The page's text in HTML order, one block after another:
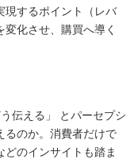
現するポイント（レバ
化させ、購買へ導く
伝える」 とパーセプシ
るのか。消費者だけで
のインサイトも踏ま